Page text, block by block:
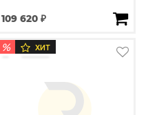
109 620 ₽
% ХИТ